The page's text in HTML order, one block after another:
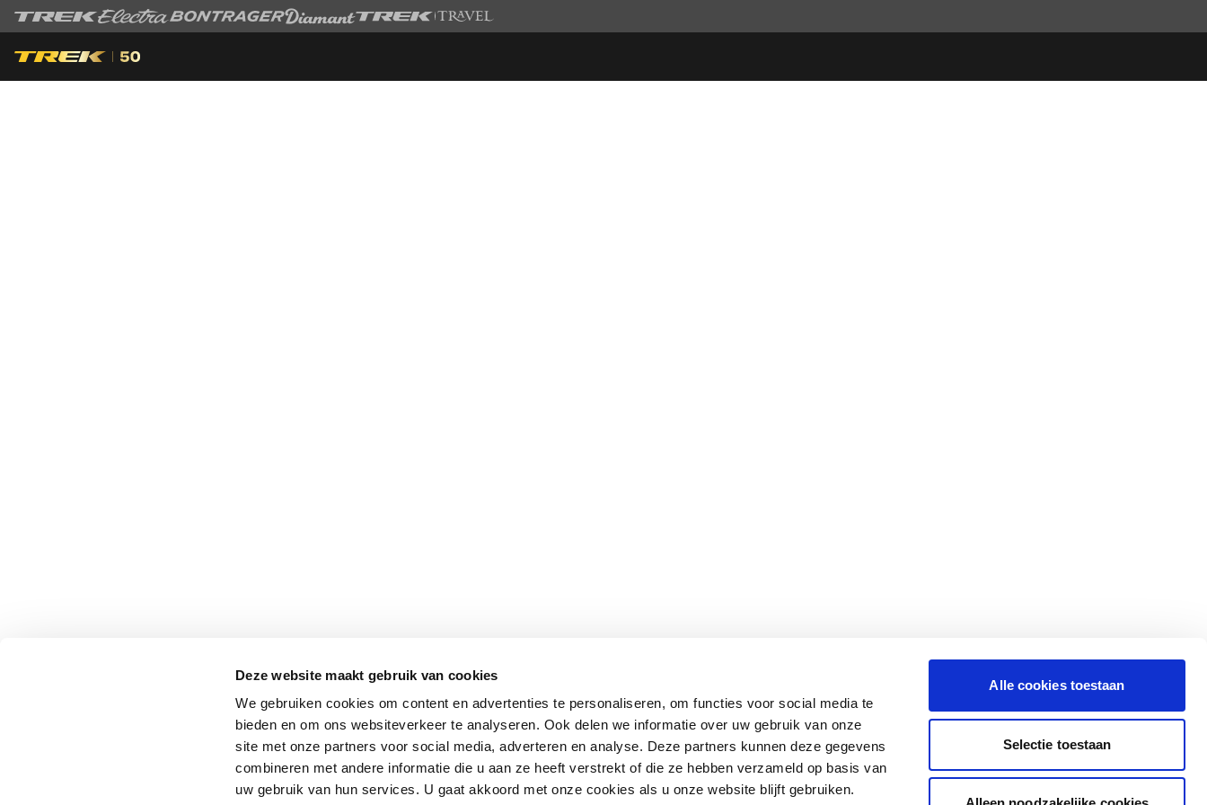
Deze website maakt gebruik van cookies
We gebruiken cookies om content en advertenties te personaliseren, om functies voor social media te
bieden en om ons websiteverkeer te analyseren. Ook delen we informatie over uw gebruik van onze
site met onze partners voor social media, adverteren en analyse. Deze partners kunnen deze gegevens
combineren met andere informatie die u aan ze heeft verstrekt of die ze hebben verzameld op basis van
uw gebruik van hun services. U gaat akkoord met onze cookies als u onze website blijft gebruiken.
Alle cookies toestaan
Selectie toestaan